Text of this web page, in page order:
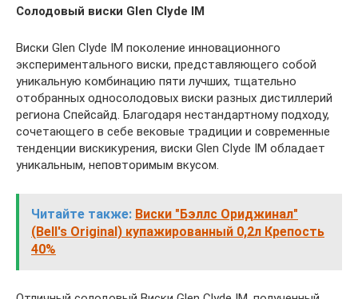
Солодовый виски Glen Clyde IM
Виски Glen Clyde IM поколение инновационного
экспериментального виски, представляющего собой
уникальную комбинацию пяти лучших, тщательно
отобранных односолодовых виски разных дистиллерий
региона Спейсайд. Благодаря нестандартному подходу,
сочетающего в себе вековые традиции и современные
тенденции вискикурения, виски Glen Clyde IM обладает
уникальным, неповторимым вкусом.
Читайте также: Виски "Бэллс Ориджинал"
(Bell's Original) купажированный 0,2л Крепость
40%